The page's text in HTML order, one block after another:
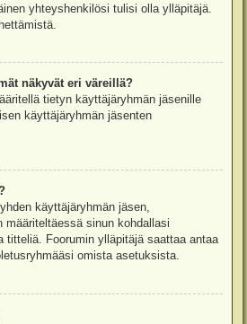
yhteyshenkilösi tulisi olla ylläpitäjä.
näkyvät eri väreillä?
tietyn käyttäjäryhmän jäsenille
käyttäjäryhmän jäsenten
käyttäjäryhmän jäsen,
määriteltäessä sinun kohdallasi
titteliä. Foorumin ylläpitäjä saattaa antaa
omista asetuksista.